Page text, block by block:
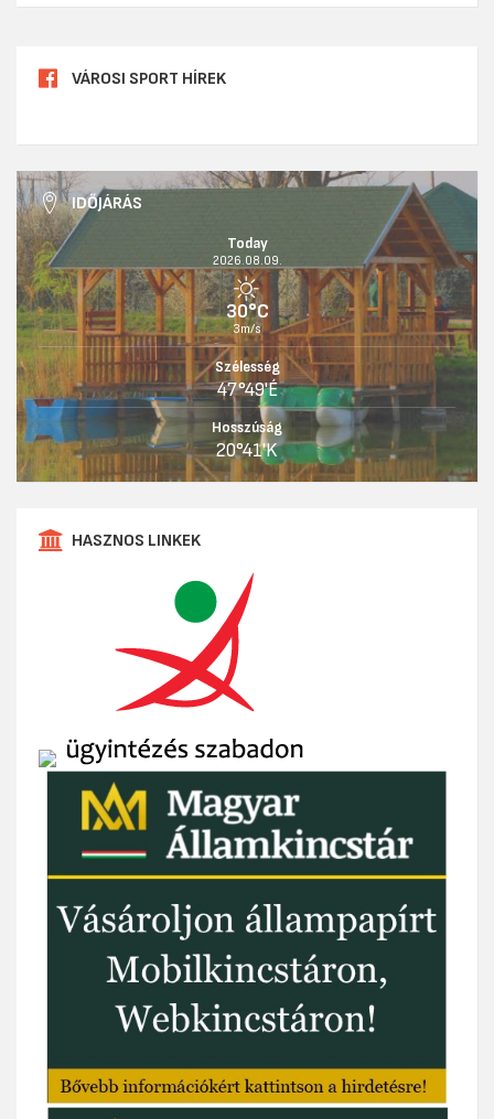
VÁROSI SPORT HÍREK
IDŐJÁRÁS
Today
2026.08.09.
30°C
3m/s
Szélesség
47°49'É
Hosszúság
20°41'K
HASZNOS LINKEK